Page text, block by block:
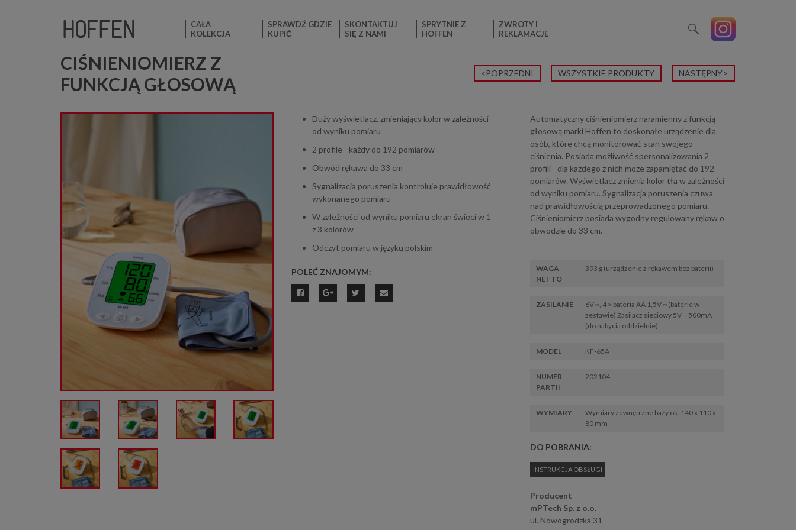
CAŁA
KOLEKCJA
SPRAWDŹ GDZIE
KUPIĆ
SKONTAKTUJ
SIĘ Z NAMI
SPRYTNIE Z
HOFFEN
ZWROTY I
REKLAMACJE
CIŚNIENIOMIERZ Z
FUNKCJĄ GŁOSOWĄ
<POPRZEDNI WSZYSTKIE PRODUKTY NASTĘPNY>
Duży wyświetlacz, zmieniający kolor w zależności
od wyniku pomiaru
2 profile - każdy do 192 pomiarów
Obwód rękawa do 33 cm
Sygnalizacja poruszenia kontroluje prawidłowość
wykonanego pomiaru
W zależności od wyniku pomiaru ekran świeci w 1
z 3 kolorów
Odczyt pomiaru w języku polskim
POLEĆ ZNAJOMYM:
Automatyczny ciśnieniomierz naramienny z funkcją
głosową marki Hoffen to doskonałe urządzenie dla
osób, które chcą monitorować stan swojego
ciśnienia. Posiada możliwość spersonalizowania 2
profili - dla każdego z nich może zapamiętać do 192
pomiarów. Wyświetlacz zmienia kolor tła w zależności
od wyniku pomiaru. Sygnalizacja poruszenia czuwa
nad prawidłowością przeprowadzonego pomiaru.
Ciśnieniomierz posiada wygodny regulowany rękaw o
obwodzie do 33 cm.
WAGA
NETTO
393 g (urządzenie z rękawem bez baterii)
ZASILANIE
6V ⎓, 4 × bateria AA 1,5V ⎓ (baterie w
zestawie) Zasilacz sieciowy 5V ⎓ 500mA
(do nabycia oddzielnie)
MODEL KF-65A
NUMER
PARTII
202104
WYMIARY
Wymiary zewnętrzne bazy ok. 140 x 110 x
80 mm
DO POBRANIA:
INSTRUKCJA OBSŁUGI
Producent
mPTech Sp. z o.o.
ul. Nowogrodzka 31